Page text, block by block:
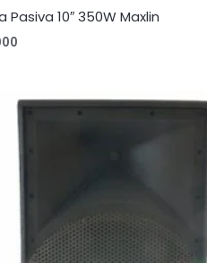
Pasiva 10″ 350W Maxlin